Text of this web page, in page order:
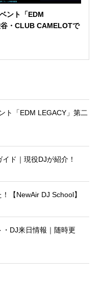
ント「EDM
・CLUB CAMELOTで
ト「EDM LEGACY」第二
ド｜現役DJが紹介！
【NewAir DJ School】
・DJ来日情報｜随時更